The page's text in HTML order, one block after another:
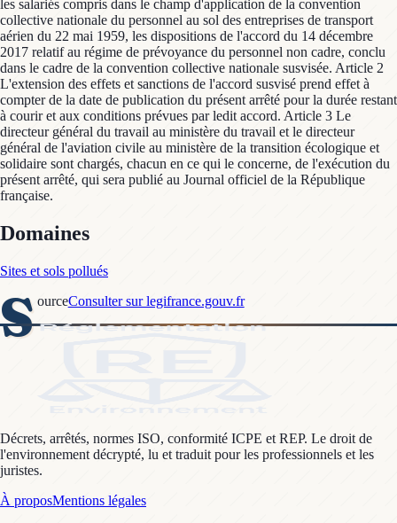
les salariés compris dans le champ d'application de la convention
collective nationale du personnel au sol des entreprises de transport
aérien du 22 mai 1959, les dispositions de l'accord du 14 décembre
2017 relatif au régime de prévoyance du personnel non cadre, conclu
dans le cadre de la convention collective nationale susvisée. Article 2
L'extension des effets et sanctions de l'accord susvisé prend effet à
compter de la date de publication du présent arrêté pour la durée restant
à courir et aux conditions prévues par ledit accord. Article 3 Le
directeur général du travail au ministère du travail et le directeur
général de l'aviation civile au ministère de la transition écologique et
solidaire sont chargés, chacun en ce qui le concerne, de l'exécution du
présent arrêté, qui sera publié au Journal officiel de la République
française.
Domaines
Sites et sols pollués
S ourceConsulter sur legifrance.gouv.fr
Décrets, arrêtés, normes ISO, conformité ICPE et REP. Le droit de
l'environnement décrypté, lu et traduit pour les professionnels et les
juristes.
À proposMentions légales